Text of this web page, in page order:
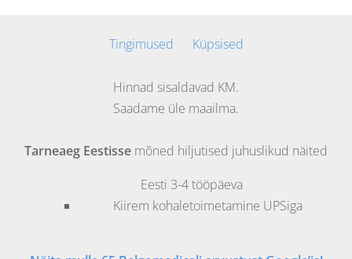
Tingimused Küpsised
Hinnad sisaldavad KM.
Saadame üle maailma.
Tarneaeg Eestisse mõned hiljutised juhuslikud näited
Eesti 3-4 tööpäeva
Kiirem kohaletoimetamine UPSiga